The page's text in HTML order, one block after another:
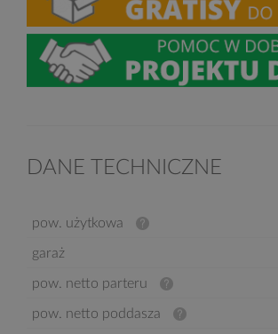
DANE TECHNICZNE
pow. użytkowa
garaż
pow. netto parteru
pow. netto poddasza